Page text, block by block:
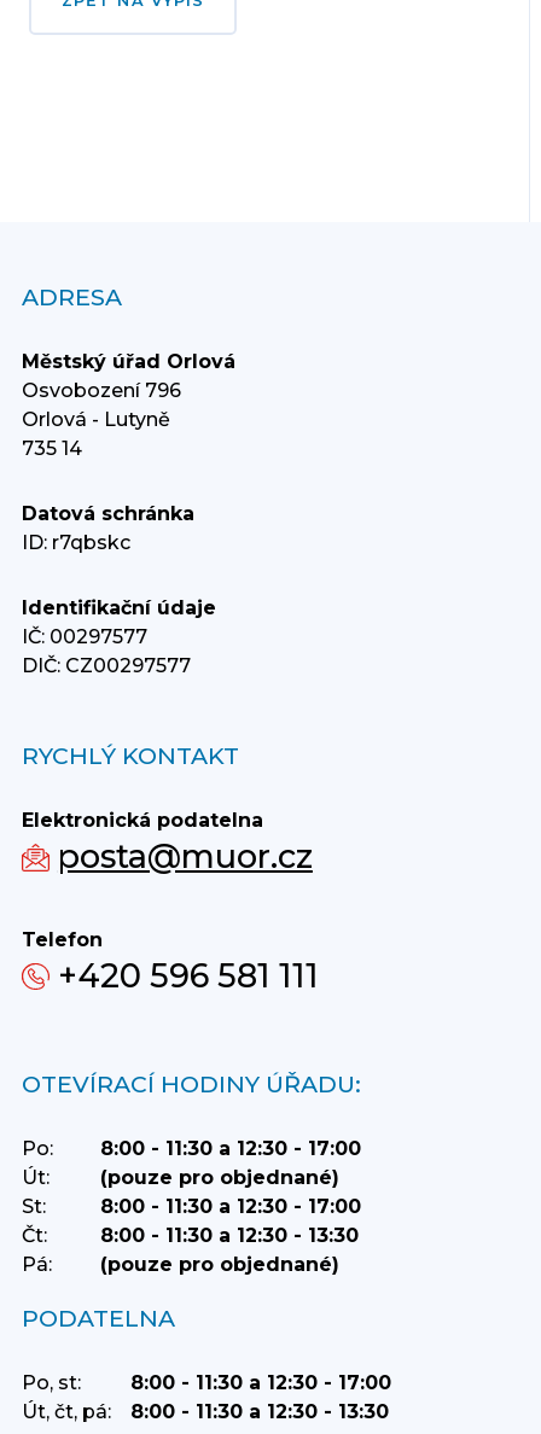
ADRESA
Městský úřad Orlová
Osvobození 796
Orlová - Lutyně
735 14
Datová schránka
ID: r7qbskc
Identifikační údaje
IČ: 00297577
DIČ: CZ00297577
RYCHLÝ KONTAKT
Elektronická podatelna
posta@muor.cz
Telefon
+420 596 581 111
OTEVÍRACÍ HODINY ÚŘADU:
Po:
8:00 - 11:30 a 12:30 - 17:00
Út:
(pouze pro objednané)
St:
8:00 - 11:30 a 12:30 - 17:00
Čt:
8:00 - 11:30 a 12:30 - 13:30
Pá:
(pouze pro objednané)
PODATELNA
Po, st:
8:00 - 11:30 a 12:30 - 17:00
Út, čt, pá:
8:00 - 11:30 a 12:30 - 13:30